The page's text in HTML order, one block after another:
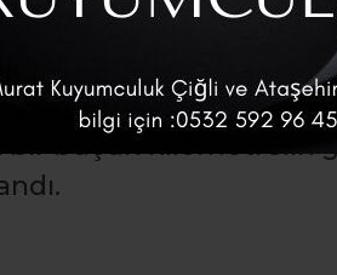
kentin ana
çalışmalarına
bir buçuk kilometrelik